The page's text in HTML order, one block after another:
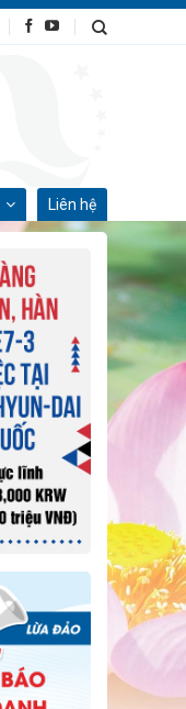
Liên hệ